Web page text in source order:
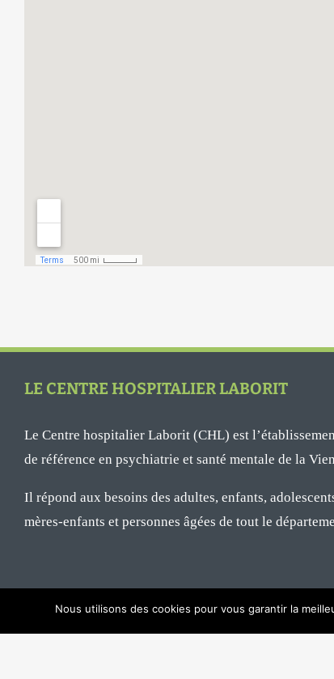
LE CENTRE HOSPITALIER LABORIT
Le Centre hospitalier Laborit (CHL) est
de référence en psychiatrie et santé mentale de la
Il répond aux besoins des adultes, enfants,
mères-enfants et personnes âgées de tout le
Nous utilisons des cookies pour vous garantir la